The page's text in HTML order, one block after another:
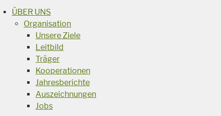
ÜBER UNS
Organisation
Unsere Ziele
Leitbild
Träger
Kooperationen
Jahresberichte
Auszeichnungen
Jobs